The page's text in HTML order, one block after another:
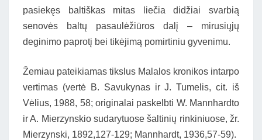
pasiekęs baltiškas mitas liečia didžiai svarbią
senovės baltų pasaulėžiūros dalį – mirusiųjų
deginimo paprotį bei tikėjimą pomirtiniu gyvenimu.
Žemiau pateikiamas tikslus Malalos kronikos intarpo
vertimas (vertė B. Savukynas ir J. Tumelis, cit. iš
Vėlius, 1988, 58; originalai paskelbti W. Mannhardto
ir A. Mierzynskio sudarytuose šaltinių rinkiniuose, žr.
Mierzynski, 1892,127-129; Mannhardt, 1936,57-59).